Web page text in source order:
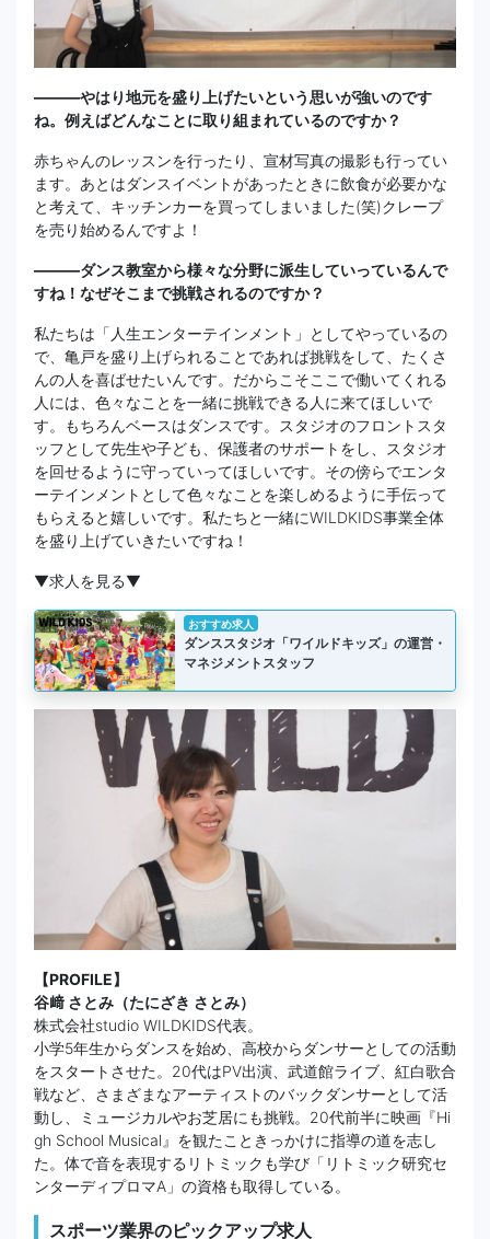
―――やはり地元を盛り上げたいという思いが強いのです
ね。例えばどんなことに取り組まれているのですか？
赤ちゃんのレッスンを行ったり、宣材写真の撮影も行ってい
ます。あとはダンスイベントがあったときに飲食が必要かな
と考えて、キッチンカーを買ってしまいました(笑)クレープ
を売り始めるんですよ！
―――ダンス教室から様々な分野に派生していっているんで
すね！なぜそこまで挑戦されるのですか？
私たちは「人生エンターテインメント」としてやっているの
で、亀戸を盛り上げられることであれば挑戦をして、たくさ
んの人を喜ばせたいんです。だからこそここで働いてくれる
人には、色々なことを一緒に挑戦できる人に来てほしいで
す。もちろんベースはダンスです。スタジオのフロントスタ
ッフとして先生や子ども、保護者のサポートをし、スタジオ
を回せるように守っていってほしいです。その傍らでエンタ
ーテインメントとして色々なことを楽しめるように手伝って
もらえると嬉しいです。私たちと一緒にWILDKIDS事業全体
を盛り上げていきたいですね！
▼求人を見る▼
おすすめ求人
ダンススタジオ「ワイルドキッズ」の運営・
マネジメントスタッフ
【PROFILE】
谷﨑 さとみ（たにざき さとみ）
株式会社studio WILDKIDS代表。
小学5年生からダンスを始め、高校からダンサーとしての活動
をスタートさせた。20代はPV出演、武道館ライブ、紅白歌合
戦など、さまざまなアーティストのバックダンサーとして活
動し、ミュージカルやお芝居にも挑戦。20代前半に映画『Hi
gh School Musical』を観たこときっかけに指導の道を志し
た。体で音を表現するリトミックも学び「リトミック研究セ
ンターディプロマA」の資格も取得している。
スポーツ業界のピックアップ求人